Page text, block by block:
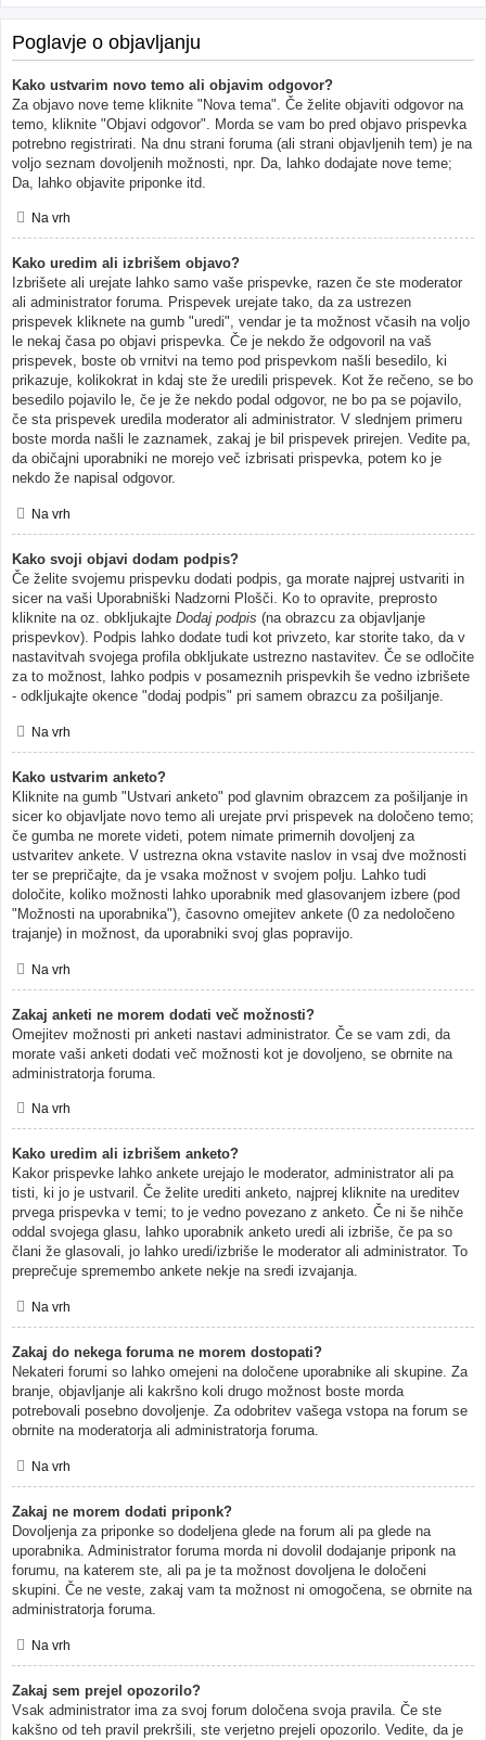
Poglavje o objavljanju
Kako ustvarim novo temo ali objavim odgovor?
Za objavo nove teme kliknite "Nova tema". Če želite objaviti odgovor na
temo, kliknite "Objavi odgovor". Morda se vam bo pred objavo prispevka
potrebno registrirati. Na dnu strani foruma (ali strani objavljenih tem) je na
voljo seznam dovoljenih možnosti, npr. Da, lahko dodajate nove teme;
Da, lahko objavite priponke itd.
Na vrh
Kako uredim ali izbrišem objavo?
Izbrišete ali urejate lahko samo vaše prispevke, razen če ste moderator
ali administrator foruma. Prispevek urejate tako, da za ustrezen
prispevek kliknete na gumb "uredi", vendar je ta možnost včasih na voljo
le nekaj časa po objavi prispevka. Če je nekdo že odgovoril na vaš
prispevek, boste ob vrnitvi na temo pod prispevkom našli besedilo, ki
prikazuje, kolikokrat in kdaj ste že uredili prispevek. Kot že rečeno, se bo
besedilo pojavilo le, če je že nekdo podal odgovor, ne bo pa se pojavilo,
če sta prispevek uredila moderator ali administrator. V slednjem primeru
boste morda našli le zaznamek, zakaj je bil prispevek prirejen. Vedite pa,
da običajni uporabniki ne morejo več izbrisati prispevka, potem ko je
nekdo že napisal odgovor.
Na vrh
Kako svoji objavi dodam podpis?
Če želite svojemu prispevku dodati podpis, ga morate najprej ustvariti in
sicer na vaši Uporabniški Nadzorni Plošči. Ko to opravite, preprosto
kliknite na oz. obkljukajte Dodaj podpis (na obrazcu za objavljanje
prispevkov). Podpis lahko dodate tudi kot privzeto, kar storite tako, da v
nastavitvah svojega profila obkljukate ustrezno nastavitev. Če se odločite
za to možnost, lahko podpis v posameznih prispevkih še vedno izbrišete
- odkljukajte okence "dodaj podpis" pri samem obrazcu za pošiljanje.
Na vrh
Kako ustvarim anketo?
Kliknite na gumb "Ustvari anketo" pod glavnim obrazcem za pošiljanje in
sicer ko objavljate novo temo ali urejate prvi prispevek na določeno temo;
če gumba ne morete videti, potem nimate primernih dovoljenj za
ustvaritev ankete. V ustrezna okna vstavite naslov in vsaj dve možnosti
ter se prepričajte, da je vsaka možnost v svojem polju. Lahko tudi
določite, koliko možnosti lahko uporabnik med glasovanjem izbere (pod
"Možnosti na uporabnika"), časovno omejitev ankete (0 za nedoločeno
trajanje) in možnost, da uporabniki svoj glas popravijo.
Na vrh
Zakaj anketi ne morem dodati več možnosti?
Omejitev možnosti pri anketi nastavi administrator. Če se vam zdi, da
morate vaši anketi dodati več možnosti kot je dovoljeno, se obrnite na
administratorja foruma.
Na vrh
Kako uredim ali izbrišem anketo?
Kakor prispevke lahko ankete urejajo le moderator, administrator ali pa
tisti, ki jo je ustvaril. Če želite urediti anketo, najprej kliknite na ureditev
prvega prispevka v temi; to je vedno povezano z anketo. Če ni še nihče
oddal svojega glasu, lahko uporabnik anketo uredi ali izbriše, če pa so
člani že glasovali, jo lahko uredi/izbriše le moderator ali administrator. To
preprečuje spremembo ankete nekje na sredi izvajanja.
Na vrh
Zakaj do nekega foruma ne morem dostopati?
Nekateri forumi so lahko omejeni na določene uporabnike ali skupine. Za
branje, objavljanje ali kakršno koli drugo možnost boste morda
potrebovali posebno dovoljenje. Za odobritev vašega vstopa na forum se
obrnite na moderatorja ali administratorja foruma.
Na vrh
Zakaj ne morem dodati priponk?
Dovoljenja za priponke so dodeljena glede na forum ali pa glede na
uporabnika. Administrator foruma morda ni dovolil dodajanje priponk na
forumu, na katerem ste, ali pa je ta možnost dovoljena le določeni
skupini. Če ne veste, zakaj vam ta možnost ni omogočena, se obrnite na
administratorja foruma.
Na vrh
Zakaj sem prejel opozorilo?
Vsak administrator ima za svoj forum določena svoja pravila. Če ste
kakšno od teh pravil prekršili, ste verjetno prejeli opozorilo. Vedite, da je